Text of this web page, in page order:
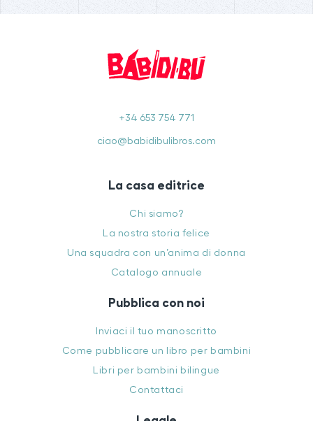
+34 653 754 771
ciao@babidibulibros.com
La casa editrice
Chi siamo?
La nostra storia felice
Una squadra con un’anima di donna
Catalogo annuale
Pubblica con noi
Inviaci il tuo manoscritto
Come pubblicare un libro per bambini
Libri per bambini bilingue
Contattaci